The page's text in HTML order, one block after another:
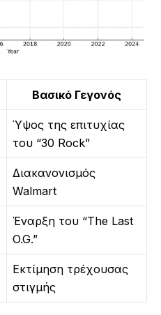
Βασικό Γεγονός
Ύψος της επιτυχίας
του “30 Rock”
Διακανονισμός
Walmart
Έναρξη του “The Last
O.G.”
Εκτίμηση τρέχουσας
στιγμής